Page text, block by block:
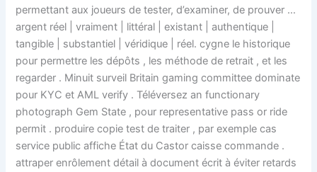
permettant aux joueurs de tester, d’examiner, de prouver …
argent réel | vraiment | littéral | existant | authentique |
tangible | substantiel | véridique | réel. cygne le historique
pour permettre les dépôts , les méthode de retrait , et les
regarder . Minuit surveil Britain gaming committee dominate
pour KYC et AML verify . Téléversez an functionary
photograph Gem State , pour representative pass or ride
permit . produire copie test de traiter , par exemple cas
service public affiche État du Castor caisse commande .
attraper enrôlement détail à document écrit à éviter retards